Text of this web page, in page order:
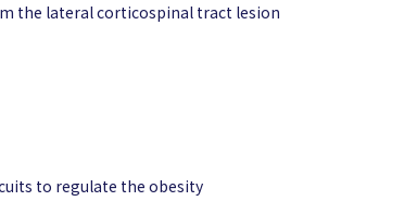
the lateral corticospinal tract lesion
to regulate the obesity